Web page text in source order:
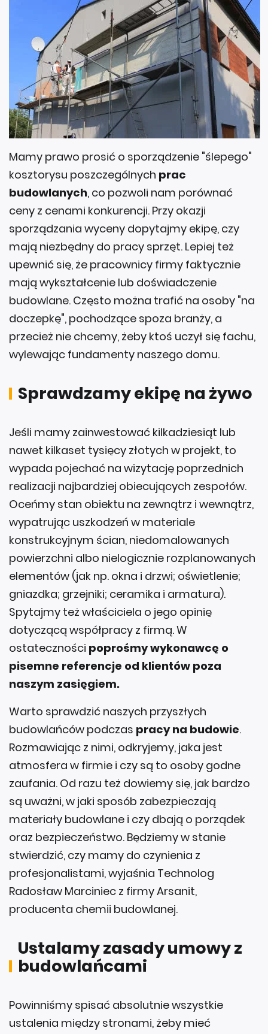
Mamy prawo prosić o sporządzenie "ślepego"
kosztorysu poszczególnych prac
budowlanych, co pozwoli nam porównać
ceny z cenami konkurencji. Przy okazji
sporządzania wyceny dopytajmy ekipę, czy
mają niezbędny do pracy sprzęt. Lepiej też
upewnić się, że pracownicy firmy faktycznie
mają wykształcenie lub doświadczenie
budowlane. Często można trafić na osoby "na
doczepkę", pochodzące spoza branży, a
przecież nie chcemy, żeby ktoś uczył się fachu,
wylewając fundamenty naszego domu.
Sprawdzamy ekipę na żywo
Jeśli mamy zainwestować kilkadziesiąt lub
nawet kilkaset tysięcy złotych w projekt, to
wypada pojechać na wizytację poprzednich
realizacji najbardziej obiecujących zespołów.
Oceńmy stan obiektu na zewnątrz i wewnątrz,
wypatrując uszkodzeń w materiale
konstrukcyjnym ścian, niedomalowanych
powierzchni albo nielogicznie rozplanowanych
elementów (jak np. okna i drzwi; oświetlenie;
gniazdka; grzejniki; ceramika i armatura).
Spytajmy też właściciela o jego opinię
dotyczącą współpracy z firmą. W
ostateczności poprośmy wykonawcę o
pisemne referencje od klientów poza
naszym zasięgiem.
Warto sprawdzić naszych przyszłych
budowlańców podczas pracy na budowie.
Rozmawiając z nimi, odkryjemy, jaka jest
atmosfera w firmie i czy są to osoby godne
zaufania. Od razu też dowiemy się, jak bardzo
są uważni, w jaki sposób zabezpieczają
materiały budowlane i czy dbają o porządek
oraz bezpieczeństwo. Będziemy w stanie
stwierdzić, czy mamy do czynienia z
profesjonalistami, wyjaśnia Technolog
Radosław Marciniec z firmy Arsanit,
producenta chemii budowlanej.
Ustalamy zasady umowy z
budowlańcami
Powinniśmy spisać absolutnie wszystkie
ustalenia między stronami, żeby mieć